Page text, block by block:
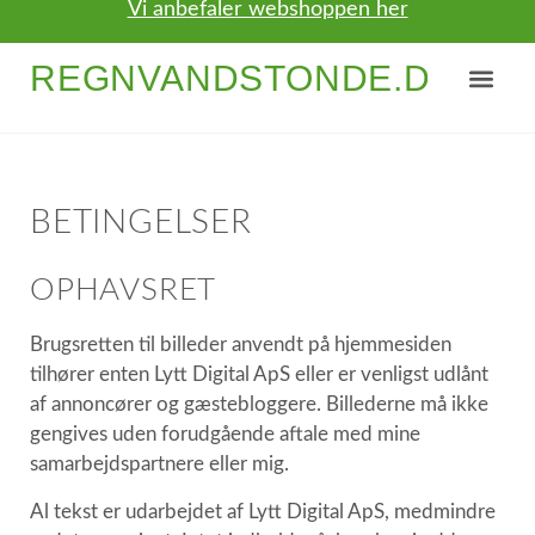
Vi anbefaler webshoppen her
REGNVANDSTONDE.DK
BETINGELSER
OPHAVSRET
Brugsretten til billeder anvendt på hjemmesiden
tilhører enten Lytt Digital ApS eller er venligst udlånt
af annoncører og gæstebloggere. Billederne må ikke
gengives uden forudgående aftale med mine
samarbejdspartnere eller mig.
Al tekst er udarbejdet af Lytt Digital ApS, medmindre